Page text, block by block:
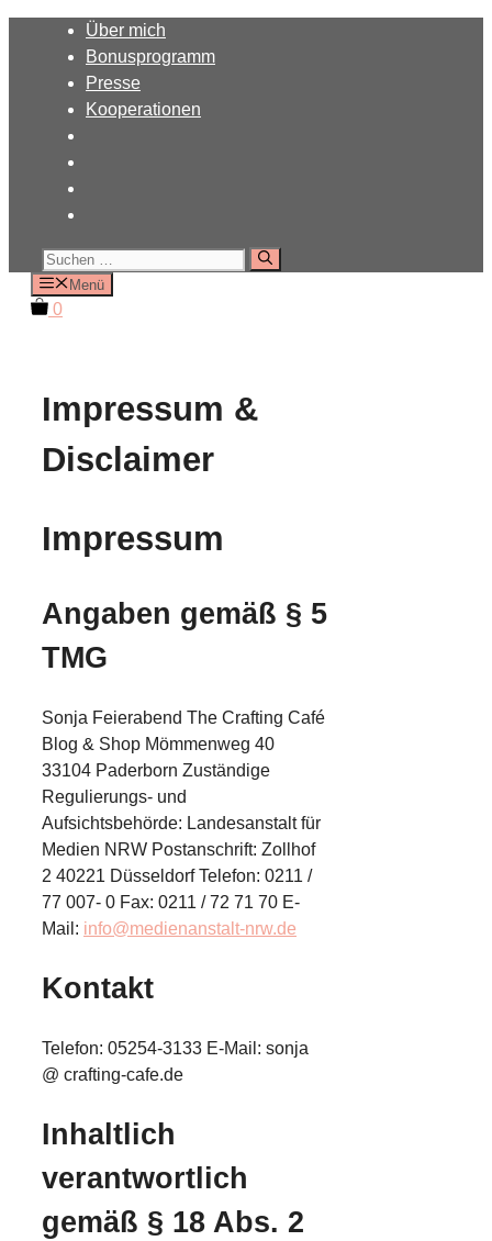
springen
Über mich
Bonusprogramm
Presse
Kooperationen
Suchen
nach:Menü
0
Impressum &
Disclaimer
Impressum
Angaben gemäß § 5
TMG
Sonja Feierabend The Crafting Café
Blog & Shop Mömmenweg 40
33104 Paderborn Zuständige
Regulierungs- und
Aufsichtsbehörde: Landesanstalt für
Medien NRW Postanschrift: Zollhof
2 40221 Düsseldorf Telefon: 0211 /
77 007- 0 Fax: 0211 / 72 71 70 E-
Mail: info@medienanstalt-nrw.de
Kontakt
Telefon: 05254-3133 E-Mail: sonja
@ crafting-cafe.de
Inhaltlich
verantwortlich
gemäß § 18 Abs. 2